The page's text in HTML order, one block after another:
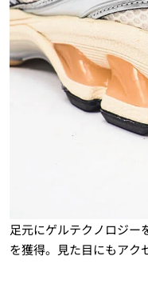
足元にゲルテクノロジー
を獲得。見た目にもアク